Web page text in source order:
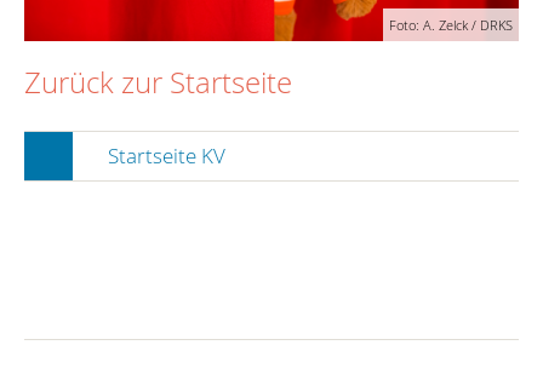
Foto: A. Zelck / DRKS
Zurück zur Startseite
Startseite KV